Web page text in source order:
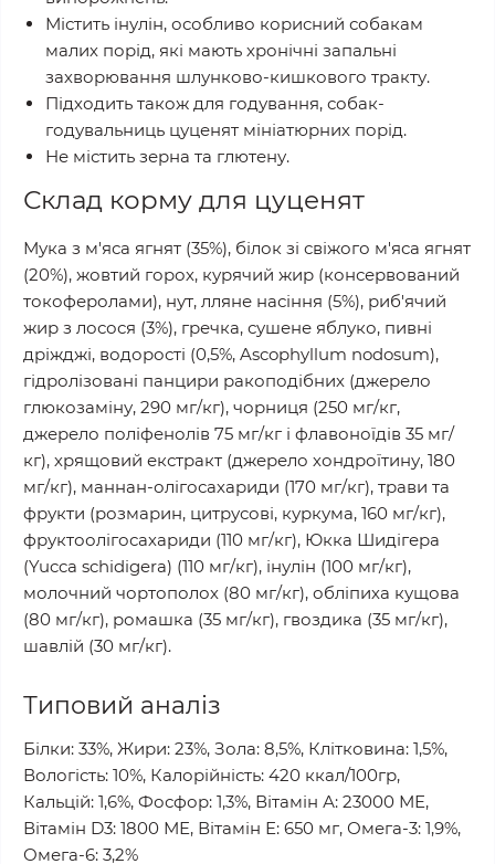
Містить інулін, особливо корисний собакам
малих порід, які мають хронічні запальні
захворювання шлунково-кишкового тракту.
Підходить також для годування, собак-
годувальниць цуценят мініатюрних порід.
Не містить зерна та глютену.
Склад корму для цуценят
Мука з м'яса ягнят (35%), білок зі свіжого м'яса ягнят
(20%), жовтий горох, курячий жир (консервований
токоферолами), нут, лляне насіння (5%), риб'ячий
жир з лосося (3%), гречка, сушене яблуко, пивні
дріжджі, водорості (0,5%, Ascophyllum nodosum),
гідролізовані панцири ракоподібних (джерело
глюкозаміну, 290 мг/кг), чорниця (250 мг/кг,
джерело поліфенолів 75 мг/кг і флавоноїдів 35 мг/
кг), хрящовий екстракт (джерело хондроїтину, 180
мг/кг), маннан-олігосахариди (170 мг/кг), трави та
фрукти (розмарин, цитрусові, куркума, 160 мг/кг),
фруктоолігосахариди (110 мг/кг), Юкка Шидігера
(Yucca schidigera) (110 мг/кг), інулін (100 мг/кг),
молочний чортополох (80 мг/кг), обліпиха кущова
(80 мг/кг), ромашка (35 мг/кг), гвоздика (35 мг/кг),
шавлій (30 мг/кг).
Типовий аналіз
Білки: 33%, Жири: 23%, Зола: 8,5%, Клітковина: 1,5%,
Вологість: 10%, Калорійність: 420 ккал/100гр,
Кальцій: 1,6%, Фосфор: 1,3%, Вітамін А: 23000 МЕ,
Вітамін D3: 1800 МЕ, Вітамін Е: 650 мг, Омега-3: 1,9%,
Омега-6: 3,2%